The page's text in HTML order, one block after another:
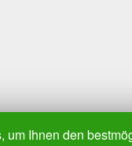
Ihnen den